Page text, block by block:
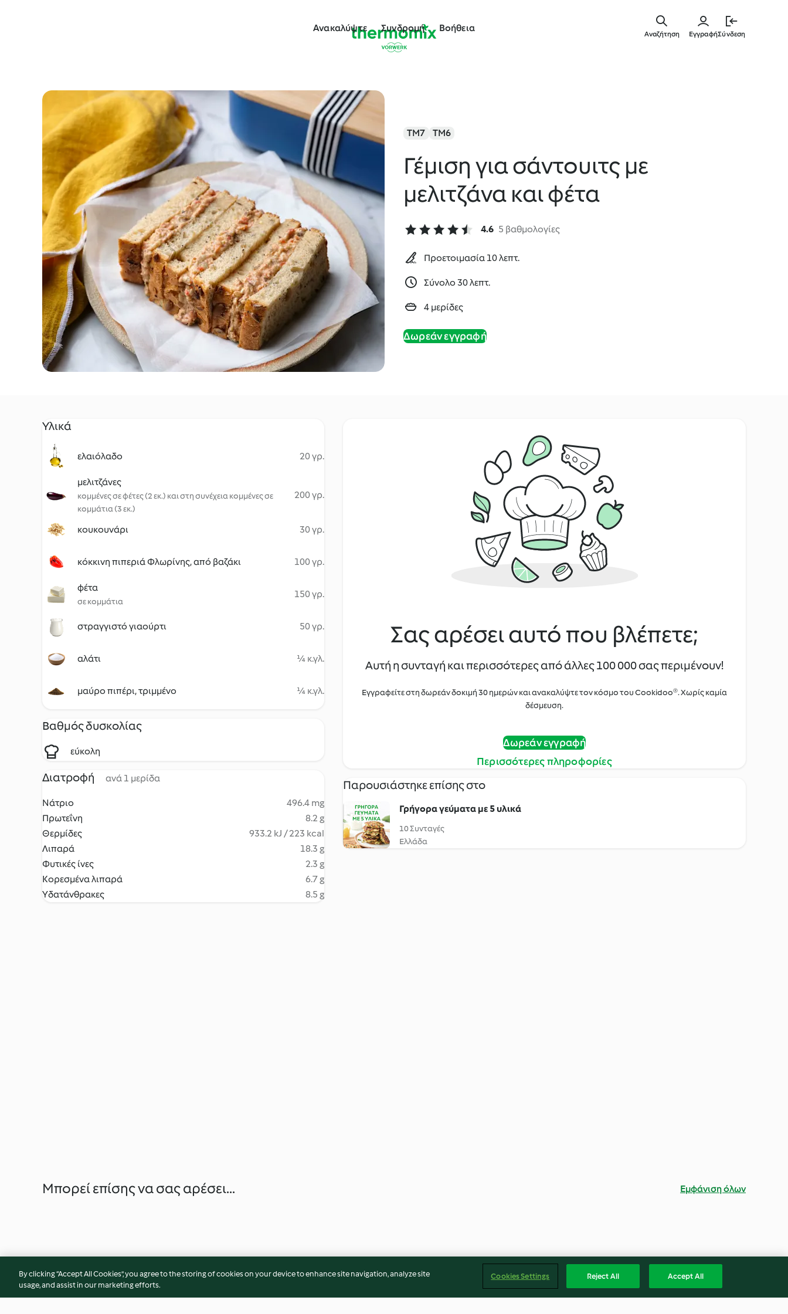
Ανακαλύψτε Συνδρομή Βοήθεια
ΕγγραφήΣύνδεση
Αναζήτηση
TM7 TM6
Γέμιση για σάντουιτς με
μελιτζάνα και φέτα
4.6 5 βαθμολογίες
Προετοιμασία 10 λεπτ.
Σύνολο 30 λεπτ.
4 μερίδες
Δωρεάν εγγραφή
Υλικά
ελαιόλαδο 20 γρ.
μελιτζάνες
κομμένες σε φέτες (2 εκ.) και στη συνέχεια κομμένες σε
κομμάτια (3 εκ.)
200 γρ.
κουκουνάρι 30 γρ.
κόκκινη πιπεριά Φλωρίνης, από βαζάκι 100 γρ.
φέτα
σε κομμάτια
150 γρ.
στραγγιστό γιαούρτι 50 γρ.
αλάτι ¼ κ.γλ.
μαύρο πιπέρι, τριμμένο ¼ κ.γλ.
Βαθμός δυσκολίας
εύκολη
Διατροφή ανά 1 μερίδα
Νάτριο
496.4 mg
Πρωτεΐνη
8.2 g
Θερμίδες
933.2 kJ / 223 kcal
Λιπαρά
18.3 g
Φυτικές ίνες
2.3 g
Κορεσμένα λιπαρά
6.7 g
Υδατάνθρακες
8.5 g
Σας αρέσει αυτό που βλέπετε;
Αυτή η συνταγή και περισσότερες από άλλες 100 000 σας περιμένουν!
Εγγραφείτε στη δωρεάν δοκιμή 30 ημερών και ανακαλύψτε τον κόσμο του Cookidoo®. Χωρίς καμία
δέσμευση.
Δωρεάν εγγραφή
Περισσότερες πληροφορίες
Παρουσιάστηκε επίσης στο
Γρήγορα γεύματα με 5 υλικά
10 Συνταγές
Ελλάδα
Μπορεί επίσης να σας αρέσει... Εμφάνιση όλων
By clicking “Accept All Cookies”, you agree to the storing of cookies on your device to enhance site navigation, analyze site
usage, and assist in our marketing efforts.
Cookies Settings Reject All Accept All